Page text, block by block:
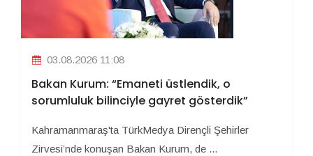
03.08.2026 11:08
Bakan Kurum: “Emaneti üstlendik, o
sorumluluk bilinciyle gayret gösterdik”
Kahramanmaraş'ta TürkMedya Dirençli Şehirler
Zirvesi’nde konuşan Bakan Kurum, de ...